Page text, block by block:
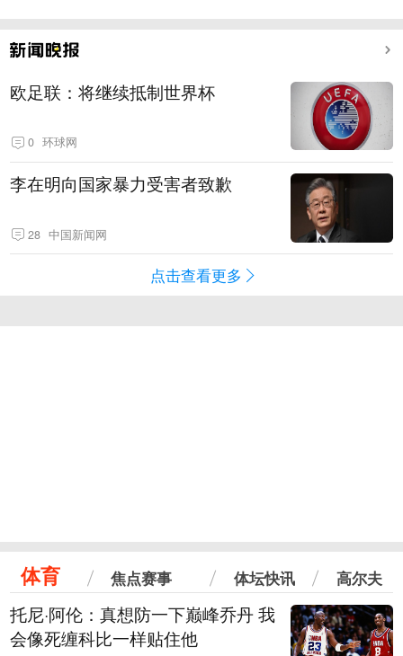
欧足联：将继续抵制世界杯
0 环球网
李在明向国家暴力受害者致歉
28 中国新闻网
点击查看更多
体育 焦点赛事 体坛快讯 高尔夫
托尼·阿伦：真想防一下巅峰乔丹 我
会像死缠科比一样贴住他